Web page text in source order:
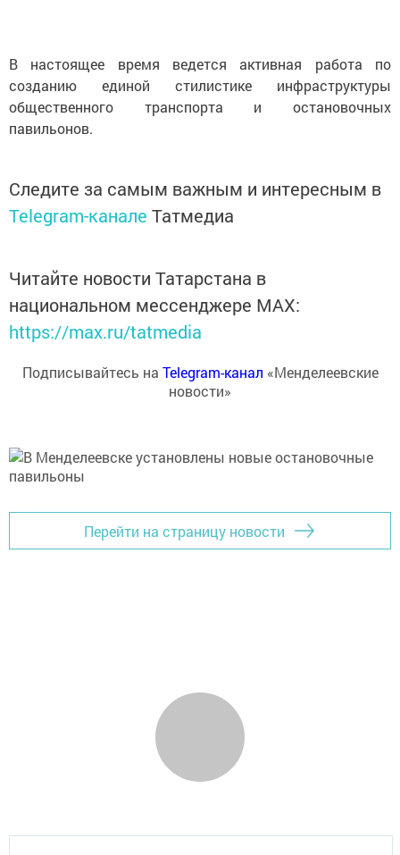
В настоящее время ведется активная работа по
созданию единой стилистике инфраструктуры
общественного транспорта и остановочных
павильонов.
Следите за самым важным и интересным в
Telegram-канале Татмедиа
Читайте новости Татарстана в
национальном мессенджере MАХ:
https://max.ru/tatmedia
Подписывайтесь на Telegram-канал «Менделеевские
новости»
Перейти на страницу новости